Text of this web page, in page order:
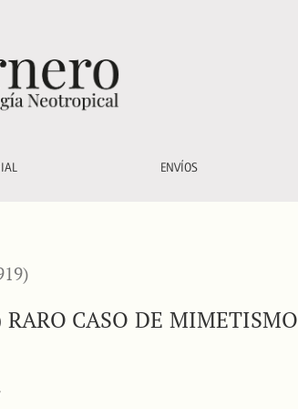
ENVÍOS
CASO DE MIMETISMO